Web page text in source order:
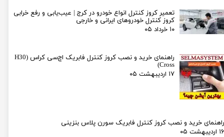
تعمیر کروز کنترل انواع خودرو در کرج | عیب‌یابی و رفع خرابی
کروز کنترل خودروهای ایرانی و خارجی
۱۰ خرداد ۰۵
راهنمای خرید و نصب کروز کنترل فابریک اچ‌سی کراس (H30
Cross)
۱۷ اردیبهشت ۰۵
راهنمای خرید و نصب کروز کنترل فابریک سورن پلاس بنزینی
۱۶ اردیبهشت ۰۵